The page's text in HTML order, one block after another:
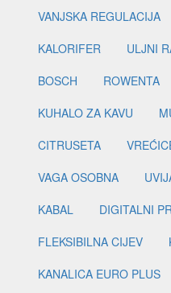
VANJSKA REGULACIJA
KALORIFER
ULJNI
BOSCH
ROWENTA
KUHALO ZA KAVU
CITRUSETA
VAGA OSOBNA
KABAL
DIGITALNI
FLEKSIBILNA CIJEV
KANALICA EURO PLUS